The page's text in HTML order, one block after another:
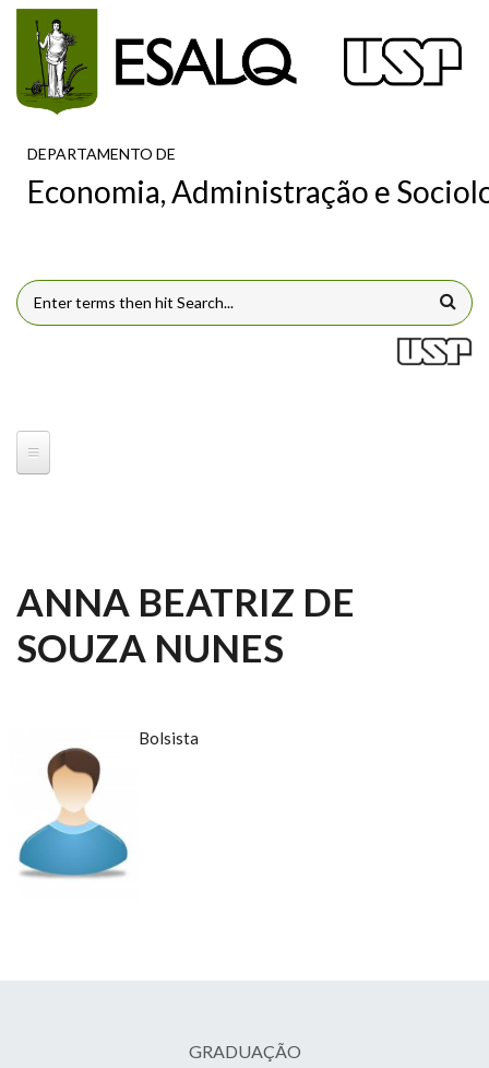
Pular para o conteúdo principal
DEPARTAMENTO DE
Economia, Administração e
FORMULÁRIO DE BUSCA
ANNA BEATRIZ DE
SOUZA NUNES
Bolsista
GRADUAÇÃO